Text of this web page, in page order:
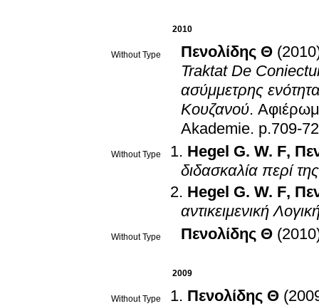
2010
Without Type Πενολίδης Θ
Traktat De
ασύμμετρης
Κουζανού.
Akademie. p.709-
Without Type Hegel G. W. F,
διδασκαλία περί
Hegel G. W. F,
αντικειμενική
Without Type Πενολίδης Θ
2009
Without Type Πενολίδης Θ